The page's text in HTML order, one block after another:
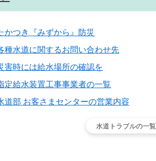
かつき『みずから』防災
種水道に関するお問い合わせ先
害時には給水場所の確認を
定給水装置工事事業者の一覧
道部 お客さまセンターの営業内容
水道トラブルの一覧